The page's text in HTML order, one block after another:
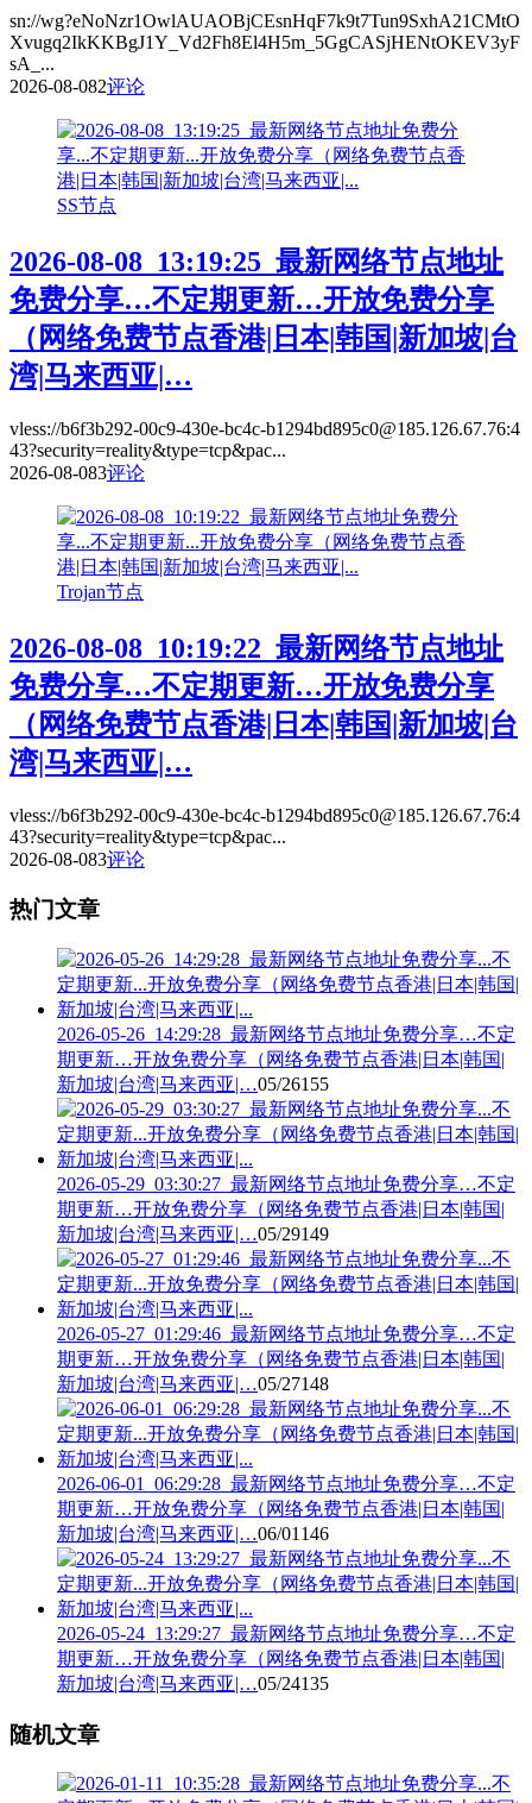
sn://wg?eNoNzr1OwlAUAOBjCEsnHqF7k9t7Tun9SxhA21CMtO
Xvugq2IkKKBgJ1Y_Vd2Fh8El4H5m_5GgCASjHENtOKEV3yF
sA_...
2026-08-082评论
SS节点
2026-08-08_13:19:25_最新网络节点地址
免费分享…不定期更新…开放免费分享
（网络免费节点香港|日本|韩国|新加坡|台
湾|马来西亚|…
vless://b6f3b292-00c9-430e-bc4c-b1294bd895c0@185.126.67.76:4
43?security=reality&type=tcp&pac...
2026-08-083评论
Trojan节点
2026-08-08_10:19:22_最新网络节点地址
免费分享…不定期更新…开放免费分享
（网络免费节点香港|日本|韩国|新加坡|台
湾|马来西亚|…
vless://b6f3b292-00c9-430e-bc4c-b1294bd895c0@185.126.67.76:4
43?security=reality&type=tcp&pac...
2026-08-083评论
热门文章
2026-05-26_14:29:28_最新网络节点地址免费分享…不定
期更新…开放免费分享（网络免费节点香港|日本|韩国|
新加坡|台湾|马来西亚|…05/26155
2026-05-29_03:30:27_最新网络节点地址免费分享…不定
期更新…开放免费分享（网络免费节点香港|日本|韩国|
新加坡|台湾|马来西亚|…05/29149
2026-05-27_01:29:46_最新网络节点地址免费分享…不定
期更新…开放免费分享（网络免费节点香港|日本|韩国|
新加坡|台湾|马来西亚|…05/27148
2026-06-01_06:29:28_最新网络节点地址免费分享…不定
期更新…开放免费分享（网络免费节点香港|日本|韩国|
新加坡|台湾|马来西亚|…06/01 146
2026-05-24_13:29:27_最新网络节点地址免费分享…不定
期更新…开放免费分享（网络免费节点香港|日本|韩国|
新加坡|台湾|马来西亚|…05/24135
随机文章